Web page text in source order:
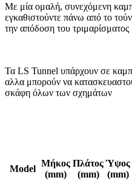
Με μία ομαλή, συνεχόμενη
εγκαθιστούντε πάνω από το
την απόδοση του τριμαρίσματος
Τα LS Tunnel υπάρχουν σε
αλλα μπορούν να
σκάφη όλων των σχημάτων
Model
Μήκος
(mm)
Πλάτος
(mm)
Ύψος
(mm)